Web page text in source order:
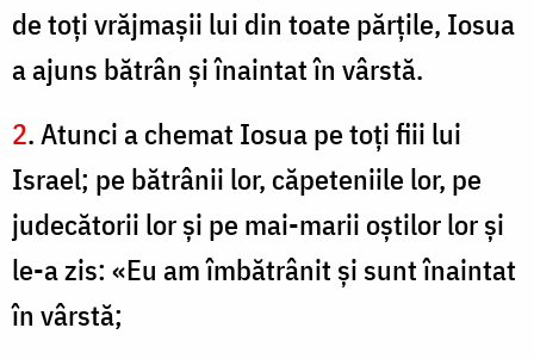
de toţi vrăjmaşii lui din toate părţile, Iosua
a ajuns bătrân şi înaintat în vârstă.
2. Atunci a chemat Iosua pe toţi fiii lui
Israel; pe bătrânii lor, căpeteniile lor, pe
judecătorii lor şi pe mai-marii oştilor lor şi
le-a zis: «Eu am îmbătrânit şi sunt înaintat
în vârstă;